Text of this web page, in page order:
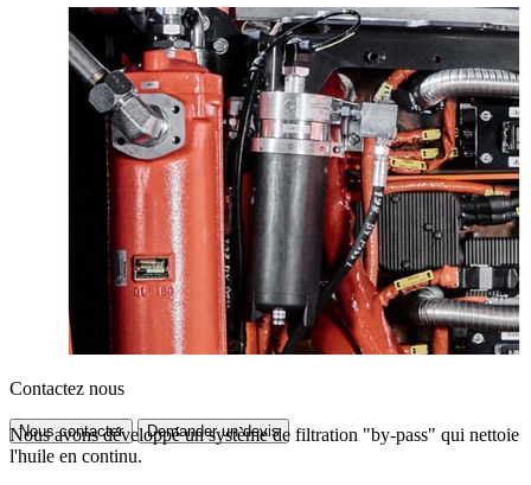
Contactez nous
Nous contacter Demander un devis
Nous avons développé un système de filtration "by-pass" qui nettoie
l'huile en continu.